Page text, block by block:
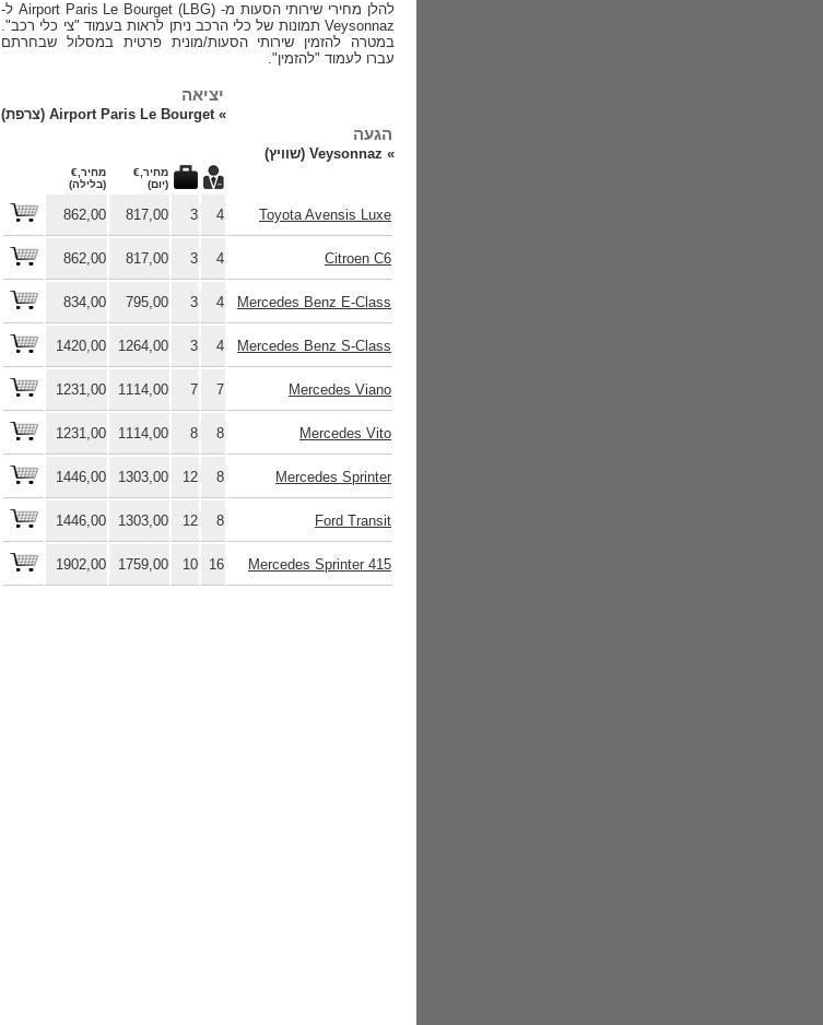
להלן מחירי שירותי הסעות מ- Airport Paris Le Bourget (LBG) ל-
Veysonnaz תמונות של כלי הרכב ניתן לראות בעמוד "צי כלי רכב".
במטרה להזמין שירותי הסעות/מונית פרטית במסלול שבחרתם
עברו לעמוד "להזמין".
יציאה
»Airport Paris Le Bourget (צרפת)
הגעה
» Veysonnaz (שוויץ)
מחיר,€
(יום)
מחיר,€
(בלילה)
Toyota Avensis Luxe
4
3
817,00
862,00
Citroen C6
4
3
817,00
862,00
Mercedes Benz E-Class
4
3
795,00
834,00
Mercedes Benz S-Class
4
3
1264,00
1420,00
Mercedes Viano
7
7
1114,00
1231,00
Mercedes Vito
8
8
1114,00
1231,00
Mercedes Sprinter
8
12
1303,00
1446,00
Ford Transit
8
12
1303,00
1446,00
Mercedes Sprinter 415
16
10
1759,00
1902,00